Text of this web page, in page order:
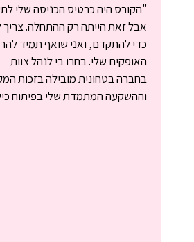
"הקורס היה כרטיס הכניסה שלי
אבל זאת הייתה רק ההתחלה.
כדי להתקדם, ואני שואף תמיד
האופקים שלי. בחרו בי לנהל צוות
בחברה בטחונית מובילה בזכות
וההשקעה המתמדת שלי בפיתוח